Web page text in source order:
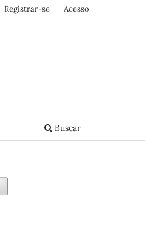
Buscar
Registrar-se Acesso